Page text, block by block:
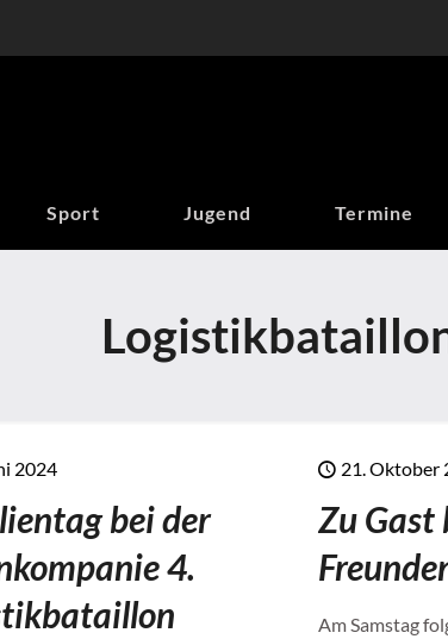
Sport Jugend Termine
2024
bei der
4.
21. Oktober
Zu Gast
Am Samstag